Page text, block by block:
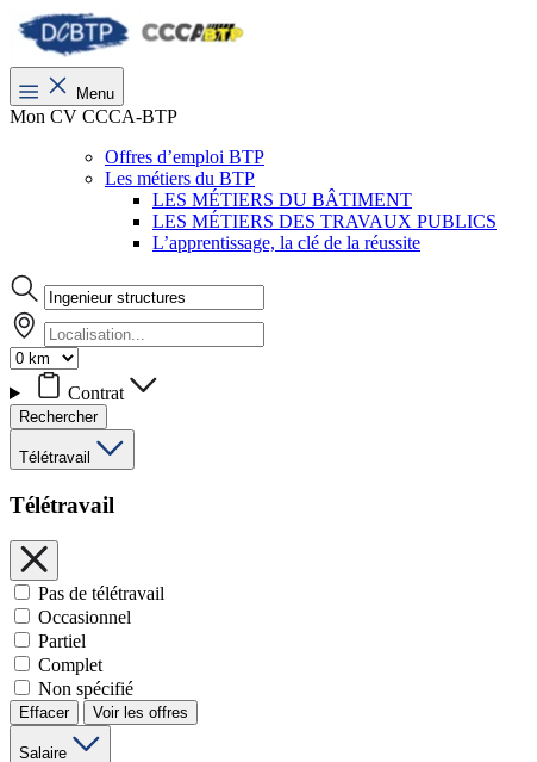
Menu
Mon CV CCCA-BTP
Offres d’emploi BTP
Les métiers du BTP
LES MÉTIERS DU BÂTIMENT
LES MÉTIERS DES TRAVAUX PUBLICS
L’apprentissage, la clé de la réussite
Contrat
Rechercher
Télétravail
Télétravail
Pas de télétravail
Occasionnel
Partiel
Complet
Non spécifié
Effacer Voir les offres
Salaire